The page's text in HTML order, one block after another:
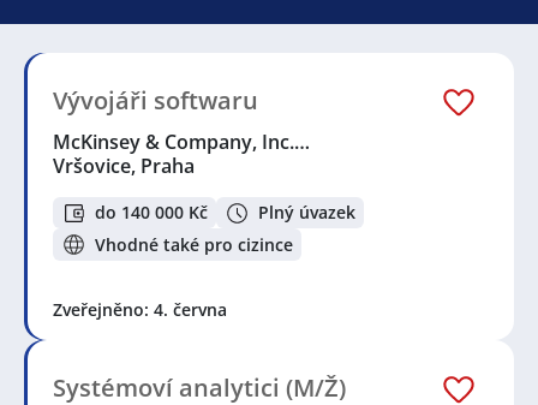
Vývojáři softwaru
McKinsey & Company, Inc.…
Vršovice, Praha
do 140 000 Kč
Plný úvazek
Vhodné také pro cizince
Zveřejněno: 4. června
Systémoví analytici (M/Ž)